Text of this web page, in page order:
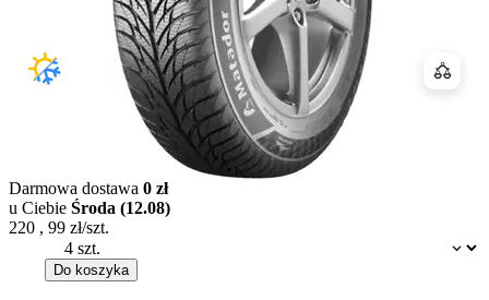
Dostępność:
Darmowa dostawa 0 zł
u Ciebie Środa (12.08)
220 , 99 zł/szt.
Do koszyka